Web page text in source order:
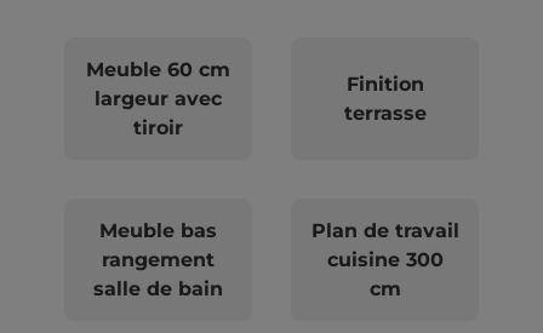
Meuble 60 cm
largeur avec
tiroir
Finition
terrasse
Meuble bas
rangement
salle de bain
Plan de travail
cuisine 300
cm